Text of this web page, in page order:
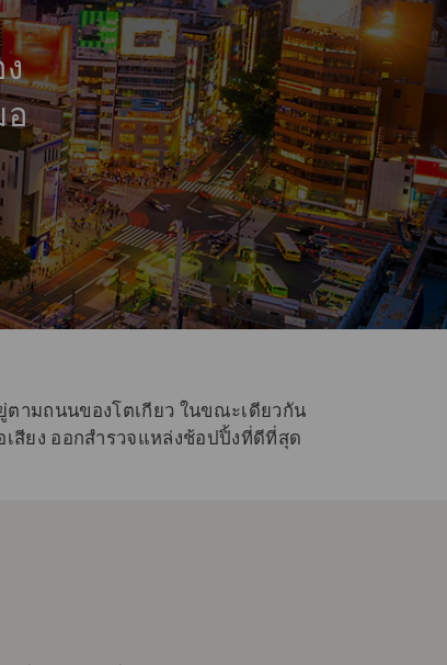
อ
ามถนนของโตเกียว ในขณะเดียวกัน
สียง ออกสำรวจแหล่งช้อปปิ้งที่ดีที่สุด